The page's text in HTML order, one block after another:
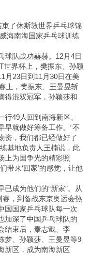
了休斯敦世界乒乓球锦
海南海国家乒乓球训练
球队战功赫赫。12月4日
世界杯上，樊振东、孙颖
月23日到11月30日在美
上，樊振东、王曼昱斩
得混双冠军，孙颖莎和
49人回到南海新区。
早就做好筹备工作。“不
资，我们都已经做好了
基地负责人王楠说，此
上为国争光的精彩照
带来‘回家’的感觉，让他
成为他们的“新家”。从
赛，到备战东京奥运会热
国国家乒乓球队每一次
加深了中国乒乓球队的
结束后，秦志戬、李
梦、孙颖莎、王曼昱等9
新区，成为南海新区